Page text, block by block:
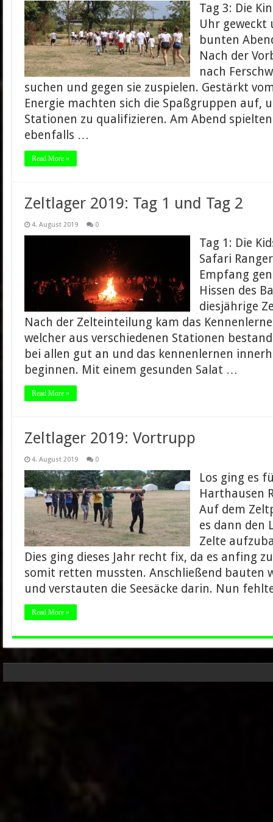
Tag 3: Die
Uhr geweckt
bunten
Nach der
nach
suchen und gegen sie zuspielen. Gestärkt
Energie machten sich die Spaßgruppen auf,
Stationen zu qualifizieren. Am Abend spielten
ebenfalls …
Read More »
Zeltlager 2019: Tag 1 und Tag 2
4. August 2019 0
Tag 1: Die
Safari
Empfang
Hissen des
diesjährige
Nach der Zelteinteilung kam das
welcher aus verschiedenen Stationen
bei allen gut an und das kennenlernen
beginnen. Mit einem gesunden Salat …
Read More »
Zeltlager 2019: Vortrupp
4. August 2019 0
Los ging es
Harthausen
Auf dem
es dann den
Zelte
Dies ging dieses Jahr recht fix, da es anfing
somit retten mussten. Anschließend bauten
und verstauten die Seesäcke darin. Nun
Read More »